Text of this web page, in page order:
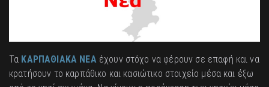
Τα ΚΑΡΠΑΘΙΑΚΑ ΝΕΑέχουν στόχο να φέρουν σε επαφή και να
κρατήσουν το καρπάθικο και κασιώτικο στοιχείο μέσα και έξω